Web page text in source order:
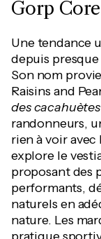
Gorp Core
Une tendance
depuis
Son nom
Raisins and
des cacahuètes
randonneurs,
rien à voir
explore le
proposant des
performants,
naturels en
nature. Les